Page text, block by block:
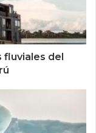
fluviales del